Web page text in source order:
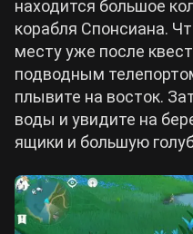
находится большое
корабля Спонсиана.
месту уже после
подводным
плывите на восток.
воды и увидите на
ящики и большую